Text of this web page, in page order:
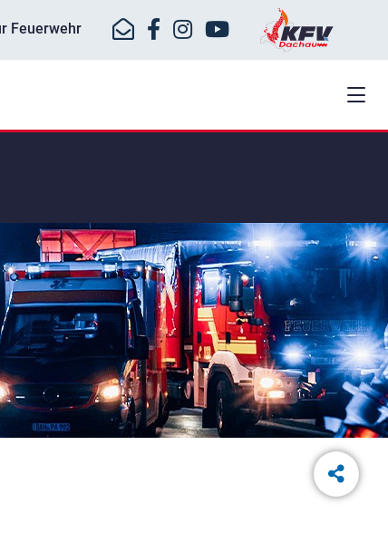
Feuerwehr